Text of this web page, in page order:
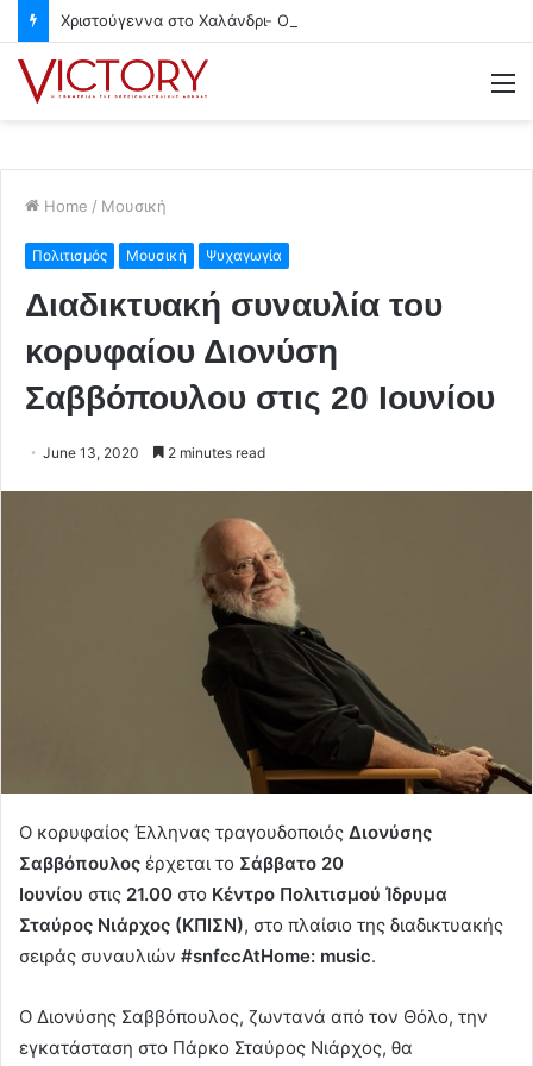
Home / Μουσική
Πολιτισμός Μουσική Ψυχαγωγία
Διαδικτυακή συναυλία του
κορυφαίου Διονύση
Σαββόπουλου στις 20 Ιουνίου
June 13, 2020 2 minutes read
Ο κορυφαίος Έλληνας τραγουδοποιός Διονύσης
Σαββόπουλος έρχεται το Σάββατο 20
Ιουνίου στις 21.00 στο Κέντρο Πολιτισμού Ίδρυμα
Σταύρος Νιάρχος (ΚΠΙΣΝ), στο πλαίσιο της διαδικτυακής
σειράς συναυλιών #snfccAtHome: music.
Ο Διονύσης Σαββόπουλος, ζωντανά από τον Θόλο, την
εγκατάσταση στο Πάρκο Σταύρος Νιάρχος, θα